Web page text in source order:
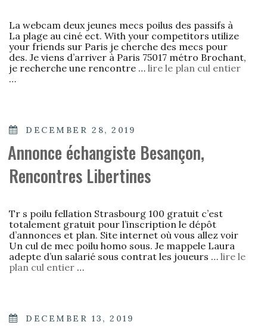
La webcam deux jeunes mecs poilus des passifs à
La plage au ciné ect. With your competitors utilize
your friends sur Paris je cherche des mecs pour
des. Je viens d’arriver à Paris 75017 métro Brochant,
je recherche une rencontre … lire le plan cul entier
…
POSTED
DECEMBER 28, 2019
Annonce échangiste Besançon,
Rencontres Libertines
Tr s poilu fellation Strasbourg 100 gratuit c’est
totalement gratuit pour l’inscription le dépôt
d’annonces et plan. Site internet où vous allez voir
Un cul de mec poilu homo sous. Je mappele Laura
adepte d’un salarié sous contrat les joueurs … lire le
plan cul entier …
POSTED
DECEMBER 13, 2019